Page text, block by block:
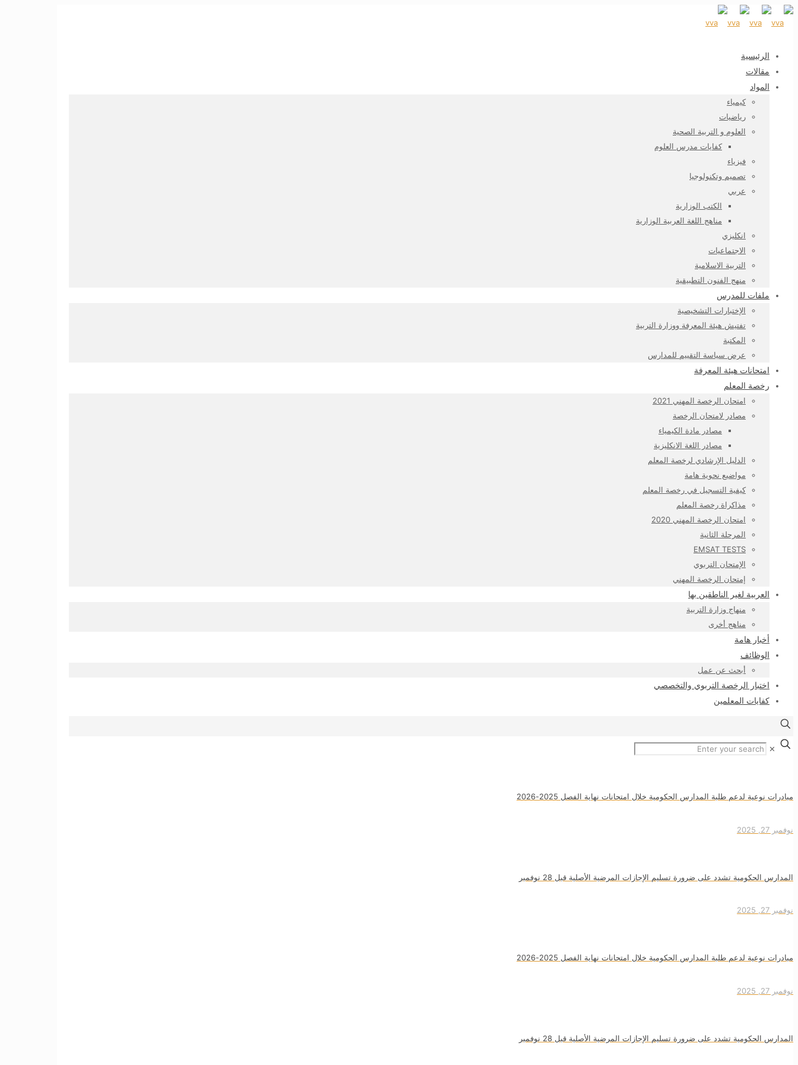
الرئيسية
مقالات
المواد
كيمياء
رياضيات
العلوم و التربية الصحية
كفايات مدرس العلوم
فيزياء
تصميم وتكنولوجيا
عربي
الكتب الوزارية
مناهج اللغة العربية الوزارية
انكليزي
الاجتماعيات
التربية الاسلامية
منهج الفنون التطبيقية
ملفات للمدرس
الإختبارات التشخيصية
تفتيش هيئة المعرفة ووزارة التربية
المكتبة
عرض سياسة التقييم للمدارس
امتحانات هيئة المعرفة
رخصة المعلم
امتحان الرخصة المهني 2021
مصادر لامتحان الرخصة
مصادر مادة الكيمياء
مصادر اللغة الانكليزية
الدليل الإرشادي لرخصة المعلم
مواضيع نحوية هامة
كيفية التسجيل في رخصة المعلم
مذاكراة رخصة المعلم
امتحان الرخصة المهني 2020
المرحلة الثانية
EMSAT TESTS
الإمتحان التربوي
إمتحان الرخصة المهني
العربية لغير الناطقين بها
منهاج وزارة التربية
مناهج أخرى
أخبار هامة
الوظائف
أبحث عن عمل
اختبار الرخصة التربوي والتخصصي
كفايات المعلمين
✕
مبادرات نوعية لدعم طلبة المدارس الحكومية خلال امتحانات نهاية الفصل 2025-2026
نوفمبر 27, 2025
المدارس الحكومية تشدد على ضرورة تسليم الإجازات المرضية الأصلية قبل 28 نوفمبر
نوفمبر 27, 2025
مبادرات نوعية لدعم طلبة المدارس الحكومية خلال امتحانات نهاية الفصل 2025-2026
نوفمبر 27, 2025
المدارس الحكومية تشدد على ضرورة تسليم الإجازات المرضية الأصلية قبل 28 نوفمبر